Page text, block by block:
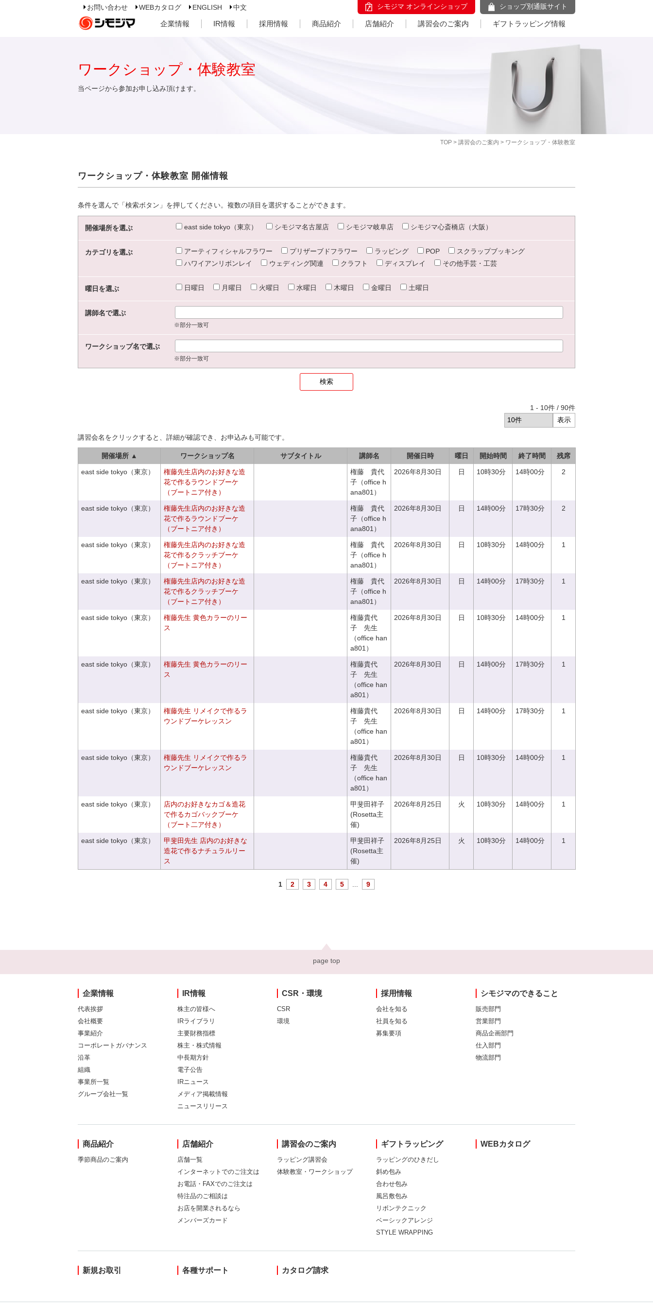
お問い合わせ WEBカタログ ENGLISH 中文 シモジマ オンラインショップ ショップ別通販サイト
企業情報 IR情報 採用情報 商品紹介 店舗紹介 講習会のご案内 ギフトラッピング情報
TOP > 講習会のご案内 > ワークショップ・体験教室
ワークショップ・体験教室
当ページから参加お申し込み頂けます。
ワークショップ・体験教室 開催情報
条件を選んで「検索ボタン」を押してください。複数の項目を選択することができます。
開催場所を選ぶ east side tokyo（東京） シモジマ名古屋店 シモジマ岐阜店 シモジマ心斎橋店（大阪）
カテゴリを選ぶ アーティフィシャルフラワー プリザーブドフラワー ラッピング POP
スクラップブッキング
ハワイアンリボンレイ
ウェディング関連 クラフト ディスプレイ その他手芸・工芸
曜日を選ぶ 日曜日 月曜日 火曜日 水曜日 木曜日 金曜日 土曜日
講師名で選ぶ
※部分一致可
ワークショップ名で選ぶ
※部分一致可
1 - 10件 / 90件
講習会名をクリックすると、詳細が確認でき、お申込みも可能です。
開催場所 ▲ ワークショップ名 サブタイトル 講師名 開催日時 曜日 開始時間 終了時間 残席
east side tokyo（東京）
権藤先生店内のお好きな造
花で作るラウンドブーケ
（ブートニア付き）
権藤 貴代
子（office h
ana801）
2026年8月30日 日 10時30分 14時00分 2
east side tokyo（東京）
権藤先生店内のお好きな造
花で作るラウンドブーケ
（ブートニア付き）
権藤 貴代
子（office h
ana801）
2026年8月30日 日 14時00分 17時30分 2
east side tokyo（東京）
権藤先生店内のお好きな造
花で作るクラッチブーケ
（ブートニア付き）
権藤 貴代
子（office h
ana801）
2026年8月30日 日 10時30分 14時00分 1
east side tokyo（東京）
権藤先生店内のお好きな造
花で作るクラッチブーケ
（ブートニア付き）
権藤 貴代
子（office h
ana801）
2026年8月30日 日 14時00分 17時30分 1
east side tokyo（東京）
権藤先生 黄色カラーのリー
ス
権藤貴代
子 先生
（office han
a801）
2026年8月30日 日 10時30分 14時00分 1
east side tokyo（東京）
権藤先生 黄色カラーのリー
ス
権藤貴代
子 先生
（office han
a801）
2026年8月30日 日 14時00分 17時30分 1
east side tokyo（東京）
権藤先生 リメイクで作るラ
ウンドブーケレッスン
権藤貴代
子 先生
（office han
a801）
2026年8月30日 日 14時00分 17時30分 1
east side tokyo（東京）
権藤先生 リメイクで作るラ
ウンドブーケレッスン
権藤貴代
子 先生
（office han
a801）
2026年8月30日 日 10時30分 14時00分 1
east side tokyo（東京）
店内のお好きなカゴ＆造花
で作るカゴバックブーケ
（ブート二ア付き）
甲斐田祥子
(Rosetta主
催)
2026年8月25日 火 10時30分 14時00分 1
east side tokyo（東京）
甲斐田先生 店内のお好きな
造花で作るナチュラルリー
ス
甲斐田祥子
(Rosetta主
催)
2026年8月25日 火 10時30分 14時00分 1
1 2 3 4 5 9
page top
企業情報
代表挨拶
会社概要
事業紹介
コーポレートガバナンス
沿革
組織
事業所一覧
グループ会社一覧
IR情報
株主の皆様へ
IRライブラリ
主要財務指標
株主・株式情報
中長期方針
電子公告
IRニュース
メディア掲載情報
ニュースリリース
CSR・環境
CSR
環境
採用情報
会社を知る
社員を知る
募集要項
シモジマのできること
販売部門
営業部門
商品企画部門
仕入部門
物流部門
商品紹介
季節商品のご案内
店舗紹介
店舗一覧
インターネットでのご注文は
お電話・FAXでのご注文は
特注品のご相談は
お店を開業されるなら
メンバーズカード
講習会のご案内
ラッピング講習会
体験教室・ワークショップ
ギフトラッピング
ラッピングのひきだし
斜め包み
合わせ包み
風呂敷包み
リボンテクニック
ベーシックアレンジ
STYLE WRAPPING
WEBカタログ
新規お取引 各種サポート カタログ請求